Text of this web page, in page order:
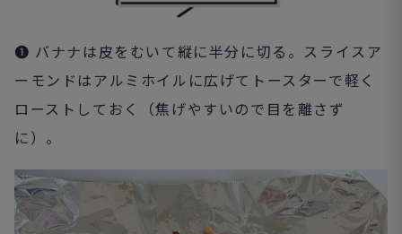
❶ バナナは皮をむいて縦に半分に切る。スライスア
ーモンドはアルミホイルに広げてトースターで軽く
ローストしておく（焦げやすいので目を離さず
に）。